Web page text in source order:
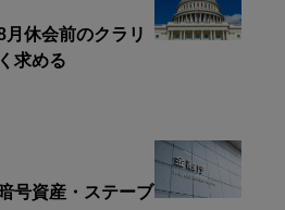
休会前のクラリ
求める
号資産・ステーブ